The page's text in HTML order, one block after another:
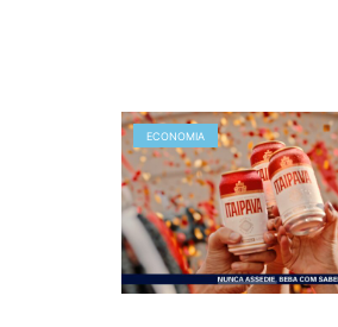
ECONOMIA